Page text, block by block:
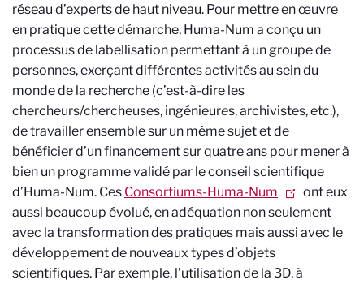
réseau d’experts de haut niveau. Pour mettre en œuvre
en pratique cette démarche, Huma-Num a conçu un
processus de labellisation permettant à un groupe de
personnes, exerçant différentes activités au sein du
monde de la recherche (c’est-à-dire les
chercheurs/chercheuses, ingénieures, archivistes, etc.),
de travailler ensemble sur un même sujet et de
bénéficier d’un financement sur quatre ans pour mener à
bien un programme validé par le conseil scientifique
d’Huma-Num. Ces Consortiums-Huma-Num
ont eux
aussi beaucoup évolué, en adéquation non seulement
avec la transformation des pratiques mais aussi avec le
développement de nouveaux types d’objets
scientifiques. Par exemple, l’utilisation de la 3D, à